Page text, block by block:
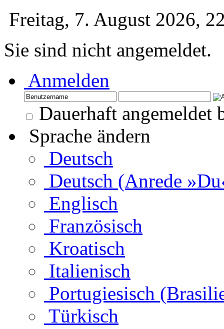
Freitag, 7. August 2026,
Sie sind nicht angemeldet.
Anmelden
Dauerhaft angemeldet
Sprache ändern
Deutsch
Deutsch (Anrede
Englisch
Französisch
Kroatisch
Italienisch
Portugiesisch
Türkisch